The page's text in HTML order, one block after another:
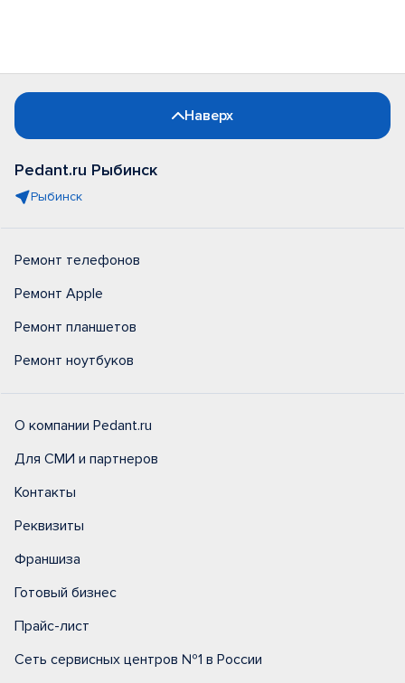
Наверх
Pedant.ru Рыбинск
Рыбинск
Ремонт телефонов
Ремонт Apple
Ремонт планшетов
Ремонт ноутбуков
О компании Pedant.ru
Для СМИ и партнеров
Контакты
Реквизиты
Франшиза
Готовый бизнес
Прайс-лист
Сеть сервисных центров №1 в России